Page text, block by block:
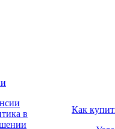
в
Как